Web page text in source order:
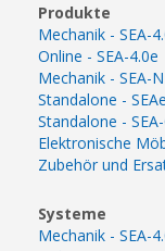
Produkte
Mechanik - SEA-
Online - SEA-4.0e
Mechanik - SEA-
Standalone -
Standalone - SEA-
Elektronische
Zubehör und
Systeme
Mechanik - SEA-